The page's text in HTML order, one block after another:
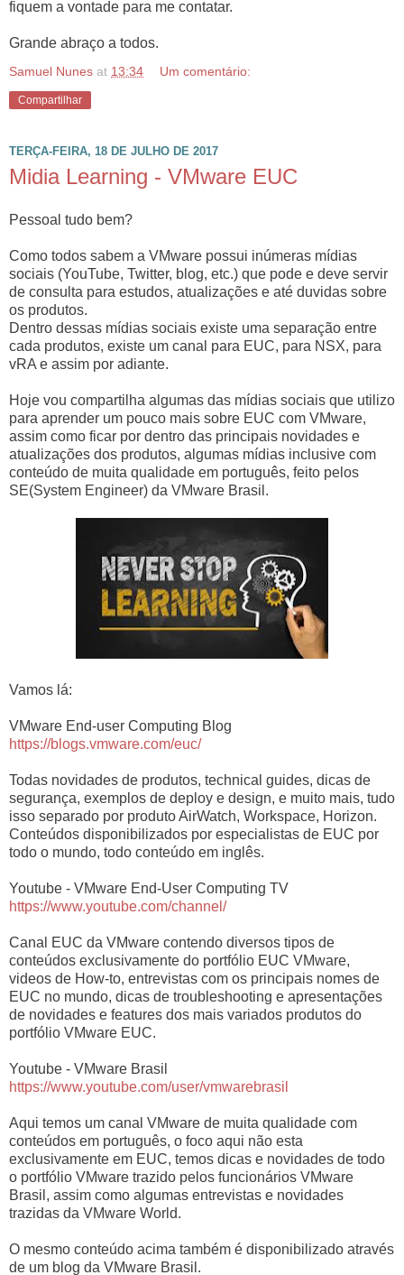
fiquem a vontade para me contatar.
Grande abraço a todos.
Samuel Nunes at 13:34 Um comentário:
Compartilhar
TERÇA-FEIRA, 18 DE JULHO DE 2017
Midia Learning - VMware EUC
Pessoal tudo bem?
Como todos sabem a VMware possui inúmeras mídias
sociais (YouTube, Twitter, blog, etc.) que pode e deve servir
de consulta para estudos, atualizações e até duvidas sobre
os produtos.
Dentro dessas mídias sociais existe uma separação entre
cada produtos, existe um canal para EUC, para NSX, para
vRA e assim por adiante.
Hoje vou compartilha algumas das mídias sociais que utilizo
para aprender um pouco mais sobre EUC com VMware,
assim como ficar por dentro das principais novidades e
atualizações dos produtos, algumas mídias inclusive com
conteúdo de muita qualidade em português, feito pelos
SE(System Engineer) da VMware Brasil.
Vamos lá:
VMware End-user Computing Blog
https://blogs.vmware.com/euc/
Todas novidades de produtos, technical guides, dicas de
segurança, exemplos de deploy e design, e muito mais, tudo
isso separado por produto AirWatch, Workspace, Horizon.
Conteúdos disponibilizados por especialistas de EUC por
todo o mundo, todo conteúdo em inglês.
Youtube - VMware End-User Computing TV
https://www.youtube.com/channel/
Canal EUC da VMware contendo diversos tipos de
conteúdos exclusivamente do portfólio EUC VMware,
videos de How-to, entrevistas com os principais nomes de
EUC no mundo, dicas de troubleshooting e apresentações
de novidades e features dos mais variados produtos do
portfólio VMware EUC.
Youtube - VMware Brasil
https://www.youtube.com/user/vmwarebrasil
Aqui temos um canal VMware de muita qualidade com
conteúdos em português, o foco aqui não esta
exclusivamente em EUC, temos dicas e novidades de todo
o portfólio VMware trazido pelos funcionários VMware
Brasil, assim como algumas entrevistas e novidades
trazidas da VMware World.
O mesmo conteúdo acima também é disponibilizado através
de um blog da VMware Brasil.